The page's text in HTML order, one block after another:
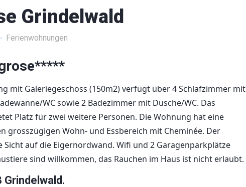
Grindelwald
Ferienwohnungen
mit Galeriegeschoss (150m2) verfügt über 4 Schlafzimmer mit
WC sowie 2 Badezimmer mit Dusche/WC. Das
Platz für zwei weitere Personen. Die Wohnung hat eine
grosszügigen Wohn- und Essbereich mit Cheminée. Der
Sicht auf die Eigernordwand. Wifi und 2 Garagenparkplätze
sind willkommen, das Rauchen im Haus ist nicht erlaubt.